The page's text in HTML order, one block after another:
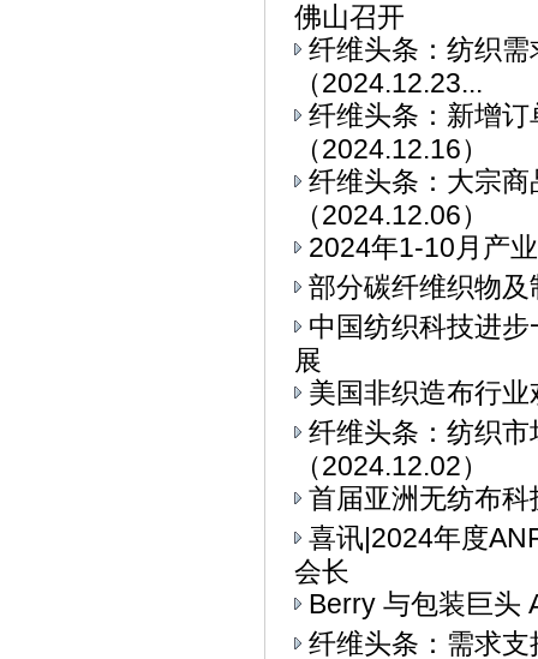
佛山召开
纤维头条：纺织
（2024.12.23...
纤维头条：新增
（2024.12.16）
纤维头条：大宗
（2024.12.06）
2024年1-10月产
部分碳纤维织物
中国纺织科技进
展
美国非织造布行
纤维头条：纺织
（2024.12.02）
首届亚洲无纺布
喜讯|2024年度
会长
Berry 与包装巨头
纤维头条：需求